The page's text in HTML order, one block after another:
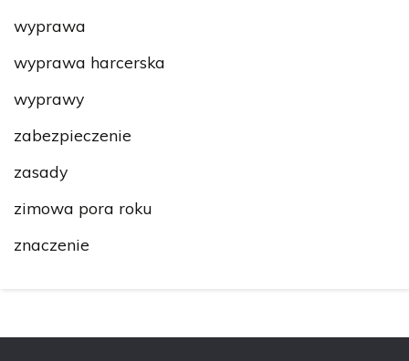
wyprawa
wyprawa harcerska
wyprawy
zabezpieczenie
zasady
zimowa pora roku
znaczenie